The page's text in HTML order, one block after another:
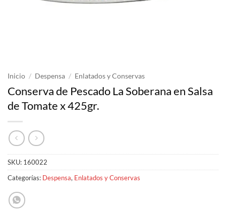
Inicio / Despensa / Enlatados y Conservas
Conserva de Pescado La Soberana en Salsa
de Tomate x 425gr.
SKU: 160022
Categorías: Despensa, Enlatados y Conservas